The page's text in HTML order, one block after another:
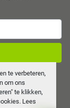
te verbeteren,
om ons
te klikken,
Lees